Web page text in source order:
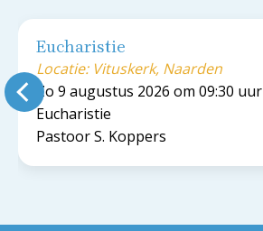
Eucharistie
Locatie: Vituskerk, Naarden
Zo 9 augustus 2026 om 09:30 uur
Eucharistie
Pastoor S. Koppers